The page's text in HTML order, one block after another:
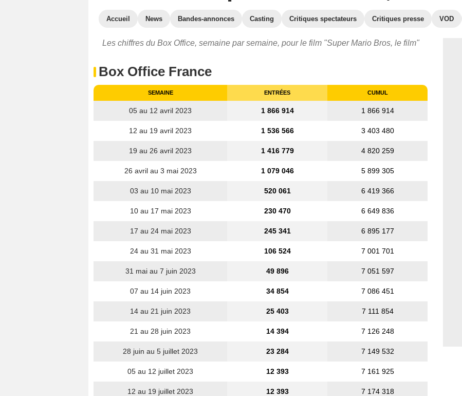
Accueil News Bandes-annonces Casting Critiques spectateurs Critiques presse VOD
Les chiffres du Box Office, semaine par semaine, pour le film "Super Mario Bros, le film"
Box Office France
SEMAINE ENTRÉES CUMUL
05 au 12 avril 2023 1 866 914 1 866 914
12 au 19 avril 2023 1 536 566 3 403 480
19 au 26 avril 2023 1 416 779 4 820 259
26 avril au 3 mai 2023 1 079 046 5 899 305
03 au 10 mai 2023 520 061 6 419 366
10 au 17 mai 2023 230 470 6 649 836
17 au 24 mai 2023 245 341 6 895 177
24 au 31 mai 2023 106 524 7 001 701
31 mai au 7 juin 2023 49 896 7 051 597
07 au 14 juin 2023 34 854 7 086 451
14 au 21 juin 2023 25 403 7 111 854
21 au 28 juin 2023 14 394 7 126 248
28 juin au 5 juillet 2023 23 284 7 149 532
05 au 12 juillet 2023 12 393 7 161 925
12 au 19 juillet 2023 12 393 7 174 318